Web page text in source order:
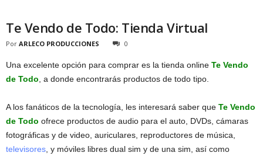
Te Vendo de Todo: Tienda Virtual
Por ARLECO PRODUCCIONES 0
Una excelente opción para comprar es la tienda online Te Vendo
de Todo , a donde encontrarás productos de todo tipo.
A los fanáticos de la tecnología, les interesará saber que Te Vendo
de Todo ofrece productos de audio para el auto, DVDs, cámaras
fotográficas y de video, auriculares, reproductores de música,
televisores , y móviles libres dual sim y de una sim, así como